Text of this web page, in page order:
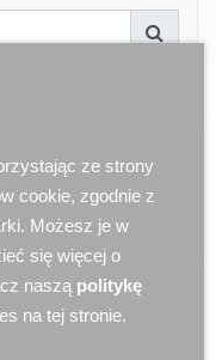
ze strony
cookie, zgodnie z
Możesz je w
się więcej o
naszą politykę
na tej stronie.